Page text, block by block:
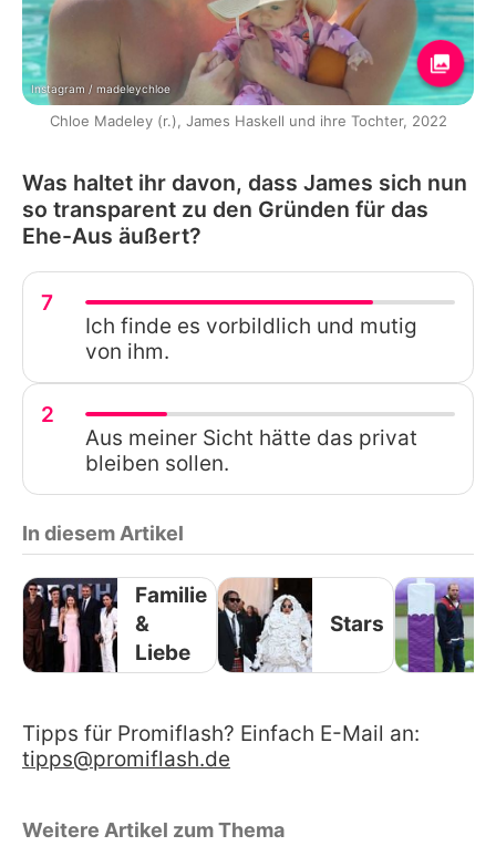
Instagram / madeleychloe
Chloe Madeley (r.), James Haskell und ihre Tochter, 2022
Was haltet ihr davon, dass James sich nun
so transparent zu den Gründen für das
Ehe-Aus äußert?
7
Ich finde es vorbildlich und mutig
von ihm.
2
Aus meiner Sicht hätte das privat
bleiben sollen.
In diesem Artikel
Familie
&
Liebe
Stars
Tipps für Promiflash? Einfach E-Mail an:
tipps@promiflash.de
Weitere Artikel zum Thema